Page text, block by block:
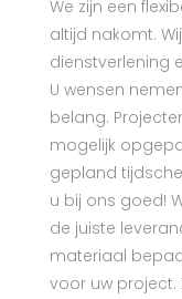
We zijn een
altijd nakomt.
dienstverlening
U wensen
belang.
mogelijk
gepland
u bij ons goed!
de juiste
materiaal
voor uw project.